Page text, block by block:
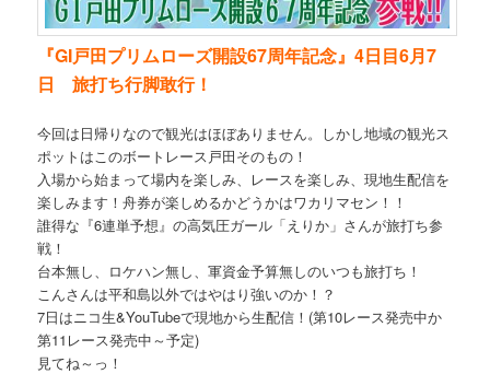
『GI戸田プリムローズ開設67周年記念』4日目6月7
日 旅打ち行脚敢行！
今回は日帰りなので観光はほぼありません。しかし地域の観光ス
ポットはこのボートレース戸田そのもの！
入場から始まって場内を楽しみ、レースを楽しみ、現地生配信を
楽しみます！舟券が楽しめるかどうかはワカリマセン！！
誰得な『6連単予想』の高気圧ガール「えりか」さんが旅打ち参
戦！
台本無し、ロケハン無し、軍資金予算無しのいつも旅打ち！
こんさんは平和島以外ではやはり強いのか！？
7日はニコ生&YouTubeで現地から生配信！(第10レース発売中か
第11レース発売中～予定)
見てね～っ！